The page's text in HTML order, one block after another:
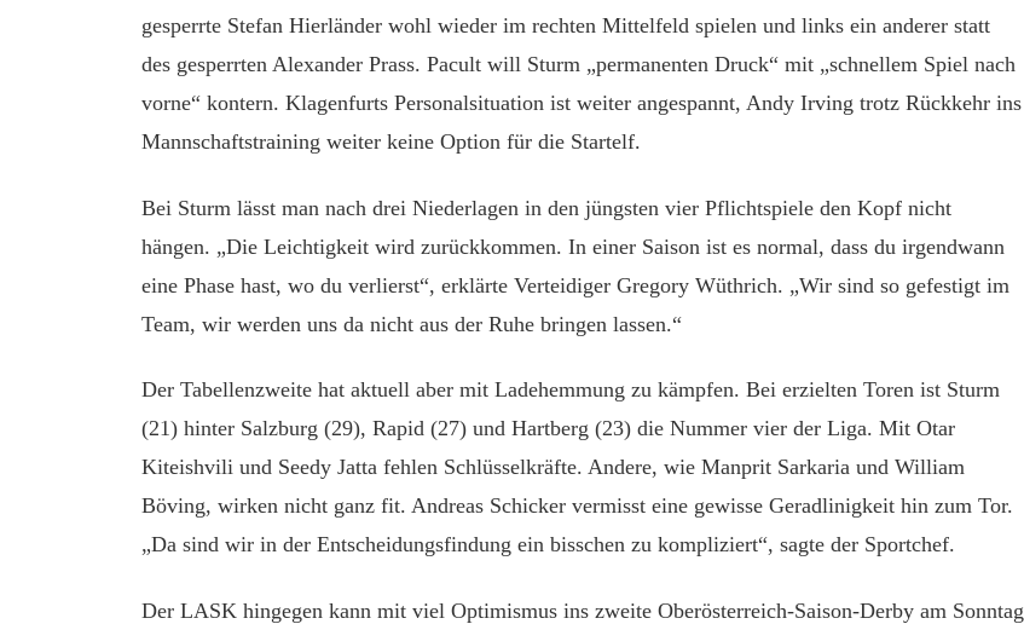
gesperrte Stefan Hierländer wohl wieder im rechten Mittelfeld spielen und links ein anderer statt
des gesperrten Alexander Prass. Pacult will Sturm „permanenten Druck“ mit „schnellem Spiel nach
vorne“ kontern. Klagenfurts Personalsituation ist weiter angespannt, Andy Irving trotz Rückkehr ins
Mannschaftstraining weiter keine Option für die Startelf.
Bei Sturm lässt man nach drei Niederlagen in den jüngsten vier Pflichtspiele den Kopf nicht
hängen. „Die Leichtigkeit wird zurückkommen. In einer Saison ist es normal, dass du irgendwann
eine Phase hast, wo du verlierst“, erklärte Verteidiger Gregory Wüthrich. „Wir sind so gefestigt im
Team, wir werden uns da nicht aus der Ruhe bringen lassen.“
Der Tabellenzweite hat aktuell aber mit Ladehemmung zu kämpfen. Bei erzielten Toren ist Sturm
(21) hinter Salzburg (29), Rapid (27) und Hartberg (23) die Nummer vier der Liga. Mit Otar
Kiteishvili und Seedy Jatta fehlen Schlüsselkräfte. Andere, wie Manprit Sarkaria und William
Böving, wirken nicht ganz fit. Andreas Schicker vermisst eine gewisse Geradlinigkeit hin zum Tor.
„Da sind wir in der Entscheidungsfindung ein bisschen zu kompliziert“, sagte der Sportchef.
Der LASK hingegen kann mit viel Optimismus ins zweite Oberösterreich-Saison-Derby am Sonntag